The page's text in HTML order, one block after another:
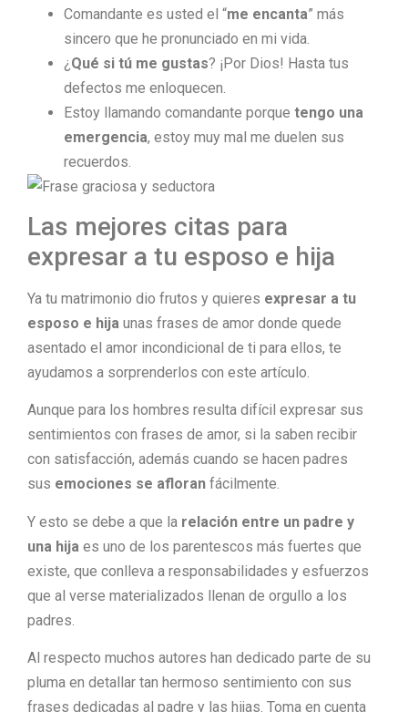
Comandante es usted el “me encanta” más
sincero que he pronunciado en mi vida.
¿ Qué si tú me gustas? ¡Por Dios! Hasta tus
defectos me enloquecen.
Estoy llamando comandante porque tengo una
emergencia, estoy muy mal me duelen sus
recuerdos.
Las mejores citas para
expresar a tu esposo e hija
Ya tu matrimonio dio frutos y quieres expresar a tu
esposo e hija unas frases de amor donde quede
asentado el amor incondicional de ti para ellos, te
ayudamos a sorprenderlos con este artículo.
Aunque para los hombres resulta difícil expresar sus
sentimientos con frases de amor, si la saben recibir
con satisfacción, además cuando se hacen padres
sus emociones se afloran fácilmente.
Y esto se debe a que la relación entre un padre y
una hija es uno de los parentescos más fuertes que
existe, que conlleva a responsabilidades y esfuerzos
que al verse materializados llenan de orgullo a los
padres.
Al respecto muchos autores han dedicado parte de su
pluma en detallar tan hermoso sentimiento con sus
frases dedicadas al padre y las hijas. Toma en cuenta